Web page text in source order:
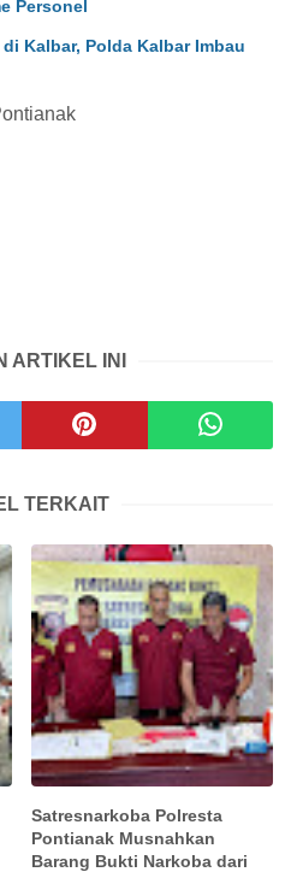
Personel
Kalbar, Polda Kalbar Imbau
ARTIKEL INI
TERKAIT
Satresnarkoba Polresta
Pontianak Musnahkan
Barang Bukti Narkoba dari